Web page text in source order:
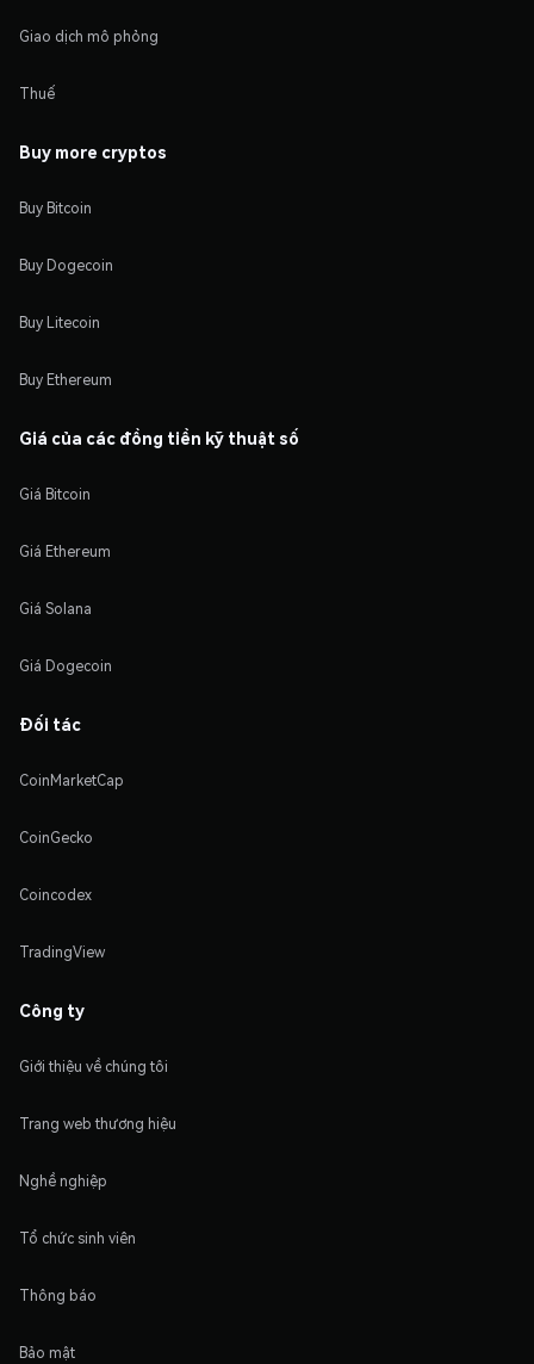
Giao dịch mô phỏng
Thuế
Buy more cryptos
Buy Bitcoin
Buy Dogecoin
Buy Litecoin
Buy Ethereum
Giá của các đồng tiền kỹ thuật số
Giá Bitcoin
Giá Ethereum
Giá Solana
Giá Dogecoin
Đối tác
CoinMarketCap
CoinGecko
Coincodex
TradingView
Công ty
Giới thiệu về chúng tôi
Trang web thương hiệu
Nghề nghiệp
Tổ chức sinh viên
Thông báo
Bảo mật